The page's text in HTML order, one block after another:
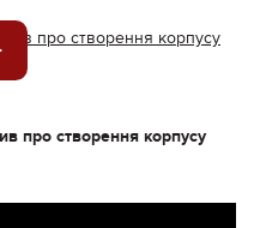
про створення корпусу